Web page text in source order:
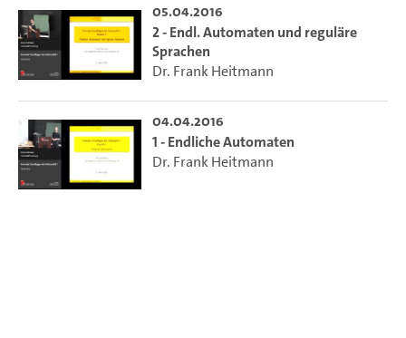
05.04.2016
2 - Endl. Automaten und reguläre
Sprachen
Dr. Frank Heitmann
04.04.2016
1 - Endliche Automaten
Dr. Frank Heitmann